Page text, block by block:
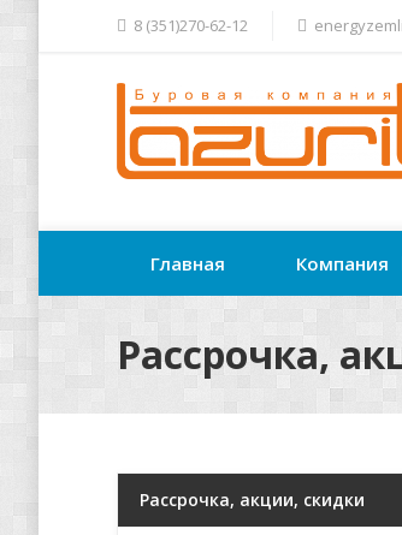
8 (351)270-62-12
Главная Компания
Рассрочка,
Рассрочка, акции, скидки